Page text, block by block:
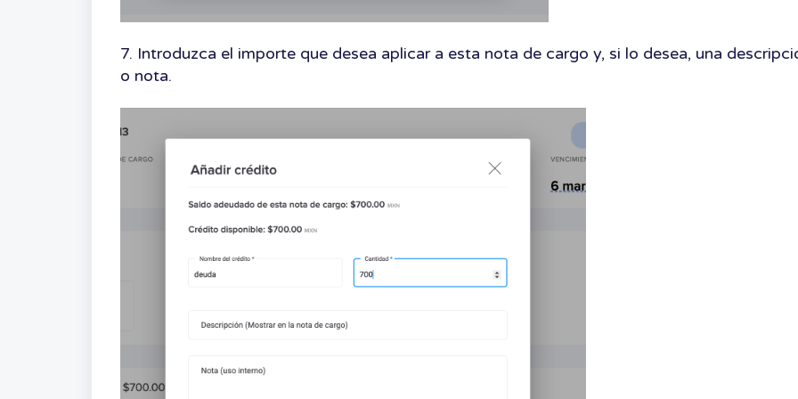
7. Introduzca el importe que desea aplicar a esta nota de cargo y, si lo desea, una
o nota.